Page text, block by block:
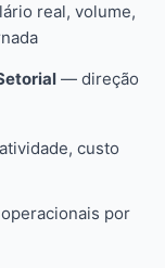
real, volume,
— direção
custo
por